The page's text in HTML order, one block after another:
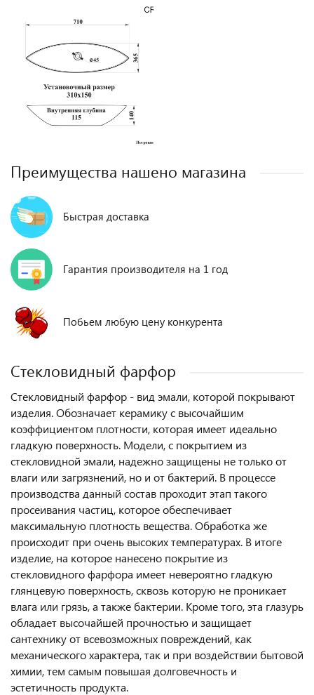
Преимущества нашено магазина
Быстрая доставка
Гарантия производителя на 1 год
Побьем любую цену конкурента
Стекловидный фарфор
Стекловидный фарфор - вид эмали, которой покрывают
изделия. Обозначает керамику с высочайшим
коэффициентом плотности, которая имеет идеально
гладкую поверхность. Модели, с покрытием из
стекловидной эмали, надежно защищены не только от
влаги или загрязнений, но и от бактерий. В процессе
производства данный состав проходит этап такого
просеивания частиц, которое обеспечивает
максимальную плотность вещества. Обработка же
происходит при очень высоких температурах. В итоге
изделие, на которое нанесено покрытие из
стекловидного фарфора имеет невероятно гладкую
глянцевую поверхность, сквозь которую не проникает
влага или грязь, а также бактерии. Кроме того, эта глазурь
обладает высочайшей прочностью и защищает
сантехнику от всевозможных повреждений, как
механического характера, так и при воздействии бытовой
химии, тем самым повышая долговечность и
эстетичность продукта.